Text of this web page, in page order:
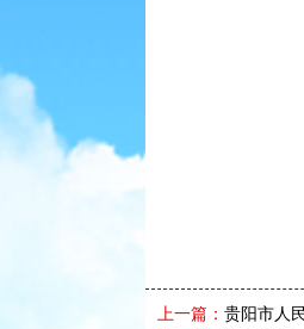
上一篇： 贵阳市人